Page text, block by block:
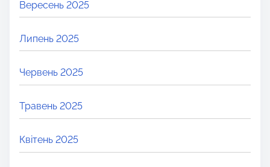
Вересень 2025
Липень 2025
Червень 2025
Травень 2025
Квітень 2025